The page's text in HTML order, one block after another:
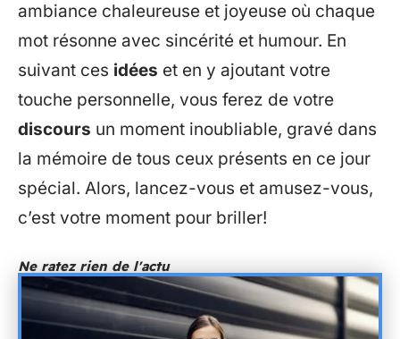
ambiance chaleureuse et joyeuse où chaque
mot résonne avec sincérité et humour. En
suivant ces idées et en y ajoutant votre
touche personnelle, vous ferez de votre
discours un moment inoubliable, gravé dans
la mémoire de tous ceux présents en ce jour
spécial. Alors, lancez-vous et amusez-vous,
c’est votre moment pour briller!
Ne ratez rien de l'actu